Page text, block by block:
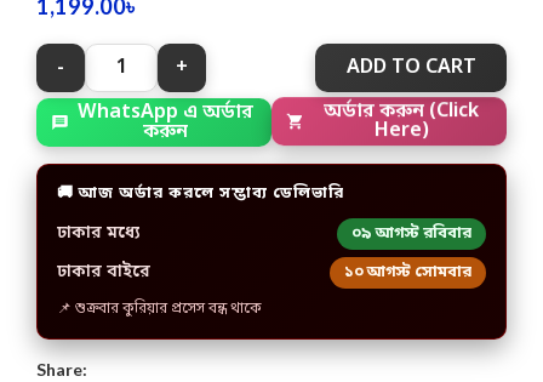
1,199.00৳
ADD TO CART
WhatsApp এ অর্ডার
করুন
অর্ডার করুন (Click
Here)
🚚 আজ অর্ডার করলে সম্ভাব্য ডেলিভারি
ঢাকার মধ্যে ০৯ আগস্ট রবিবার
ঢাকার বাইরে ১০ আগস্ট সোমবার
📌 শুক্রবার কুরিয়ার প্রসেস বন্ধ থাকে
Share: